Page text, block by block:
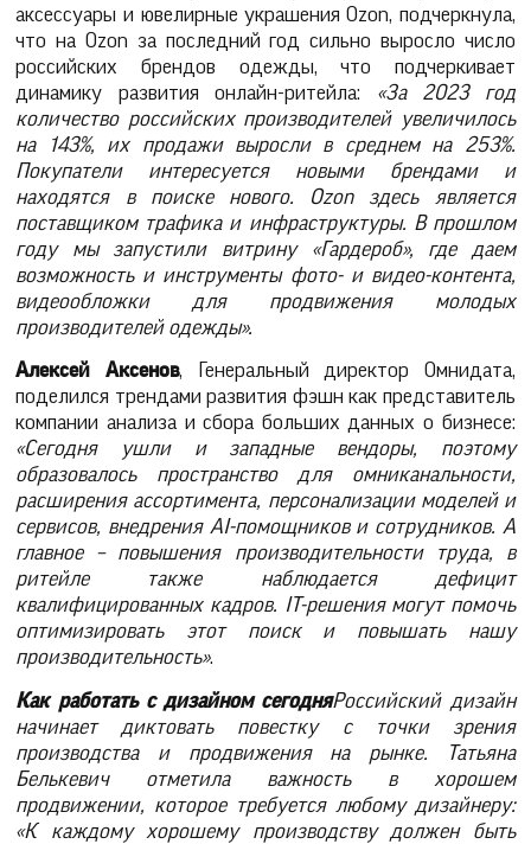
аксессуары и ювелирные украшения Ozon, подчеркнула,
что на Ozon за последний год сильно выросло число
российских брендов одежды, что подчеркивает
динамику развития онлайн-ритейла: «За 2023 год
количество российских производителей увеличилось
на 143%, их продажи выросли в среднем на 253%.
Покупатели интересуется новыми брендами и
находятся в поиске нового.
Ozonздесь является
поставщиком трафика и инфраструктуры. В прошлом
году мы запустили витрину «Гардероб», где даем
возможность и инструменты фото- и видео-контента,
видеообложки для продвижения молодых
производителей одежды».
Алексей Аксенов, Генеральный директор Омнидата,
поделился трендами развития фэшн как представитель
компании анализа и сбора больших данных о бизнесе:
«Сегодня ушли и западные вендоры, поэтому
образовалось пространство для омниканальности,
расширения ассортимента, персонализации моделей и
сервисов, внедрения AI-помощников и сотрудников. А
главное – повышения производительности труда, в
ритейле также наблюдается дефицит
квалифицированных кадров. IT-решения могут помочь
оптимизировать этот поиск и повышать нашу
производительность».
Как работать с дизайном сегодняРоссийский дизайн
начинает диктовать повестку с точки зрения
производства и продвижения на рынке.
Татьяна
Белькевич отметила важность в хорошем
продвижении, которое требуется любому дизайнеру:
«К каждому хорошему производству должен быть